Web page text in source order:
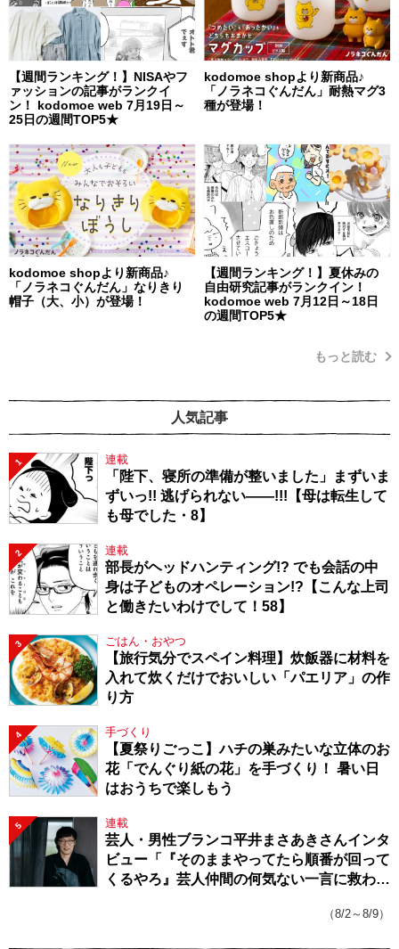
【週間ランキング！】NISAやフ
ァッションの記事がランクイ
ン！ kodomoe web 7月19日～
25日の週間TOP5★
kodomoe shopより新商品♪
「ノラネコぐんだん」耐熱マグ3
種が登場！
kodomoe shopより新商品♪
「ノラネコぐんだん」なりきり
帽子（大、小）が登場！
【週間ランキング！】夏休みの
自由研究記事がランクイン！
kodomoe web 7月12日～18日
の週間TOP5★
もっと読む
人気記事
1 連載
「陛下、寝所の準備が整いました」まずいま
ずいっ!! 逃げられない――!!!【母は転生して
も母でした・8】
2 連載
部長がヘッドハンティング!? でも会話の中
身は子どものオペレーション!?【こんな上司
と働きたいわけでして！58】
3 ごはん・おやつ
【旅行気分でスペイン料理】炊飯器に材料を
入れて炊くだけでおいしい「パエリア」の作
り方
4 手づくり
【夏祭りごっこ】ハチの巣みたいな立体のお
花「でんぐり紙の花」を手づくり！ 暑い日
はおうちで楽しもう
5 連載
芸人・男性ブランコ平井まさあきさんインタ
ビュー「『そのままやってたら順番が回って
くるやろ』芸人仲間の何気ない一言に救われ
（8/2～8/9）